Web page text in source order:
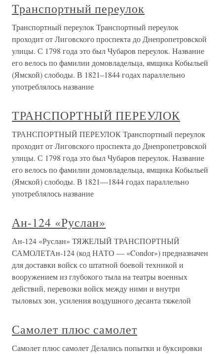
Транспортный переулок
Транспортный переулок Транспортный переулок
проходит от Лиговского проспекта до Днепропетровской
улицы. С 1798 года это был Чубаров переулок. Название
его велось по фамилии домовладельца, ямщика Кобыльей
(Ямской) слободы. В 1821–1844 годах параллельно
употреблялось название
ТРАНСПОРТНЫЙ ПЕРЕУЛОК
ТРАНСПОРТНЫЙ ПЕРЕУЛОК Транспортный переулок
проходит от Лиговского проспекта до Днепропетровской
улицы. С 1798 года это был Чубаров переулок. Название
его велось по фамилии домовладельца, ямщика Кобыльей
(Ямской) слободы. В 1821—1844 годах параллельно
употреблялось название
Ан-124 «Руслан»
Ан-124 «Руслан» ТЯЖЕЛЫЙ ТРАНСПОРТНЫЙ
САМОЛЕТАн-124 (код НАТО — «Condor») предназначен
для доставки войск со штатной боевой техникой и
вооружением из глубокого тыла на театры военных
действий, перевозки войск между ними и внутри
тыловых зон, усиления воздушного десанта тяжелой
Самолет плюс самолет
Самолет плюс самолет Делались попытки и буксировки